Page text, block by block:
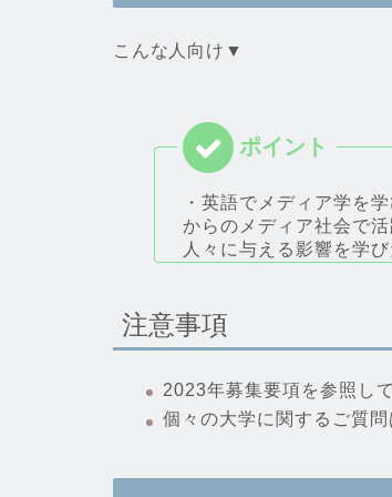
こんな人向け▼
・英語でメディア学を
からのメディア社会で
人々に与える影響を学
注意事項
2023年募集要項を参照し
個々の大学に関するご質